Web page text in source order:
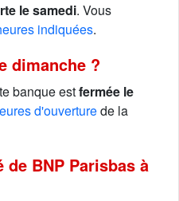
le samedi. Vous
indiquées.
dimanche ?
banque estfermée le
d'ouverturede la
BNP Parisbas à